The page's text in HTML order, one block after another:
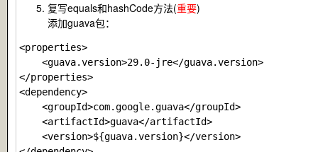
复写equals和hashCode方法(重要)
添加guava包：
<properties>
    <guava.version>29.0-jre</guava.version>
</properties>
<dependency>
    <groupId>com.google.guava</groupId>
    <artifactId>guava</artifactId>
    <version>${guava.version}</version>